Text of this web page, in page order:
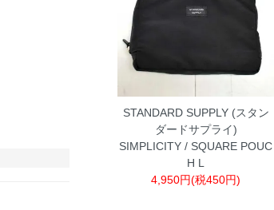
STANDARD SUPPLY (スタン
ダードサプライ)
SIMPLICITY / SQUARE POUC
H L
4,950円(税450円)